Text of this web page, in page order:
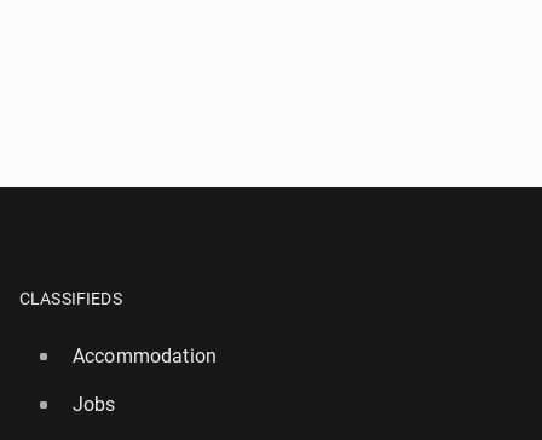
CLASSIFIEDS
Accommodation
Jobs